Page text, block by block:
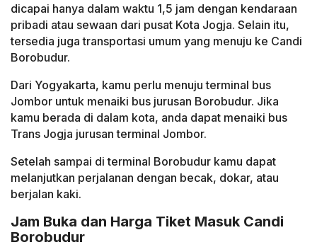
dicapai hanya dalam waktu 1,5 jam dengan kendaraan
pribadi atau sewaan dari pusat Kota Jogja. Selain itu,
tersedia juga transportasi umum yang menuju ke Candi
Borobudur.
Dari Yogyakarta, kamu perlu menuju terminal bus
Jombor untuk menaiki bus jurusan Borobudur. Jika
kamu berada di dalam kota, anda dapat menaiki bus
Trans Jogja jurusan terminal Jombor.
Setelah sampai di terminal Borobudur kamu dapat
melanjutkan perjalanan dengan becak, dokar, atau
berjalan kaki.
Jam Buka dan Harga Tiket Masuk Candi
Borobudur